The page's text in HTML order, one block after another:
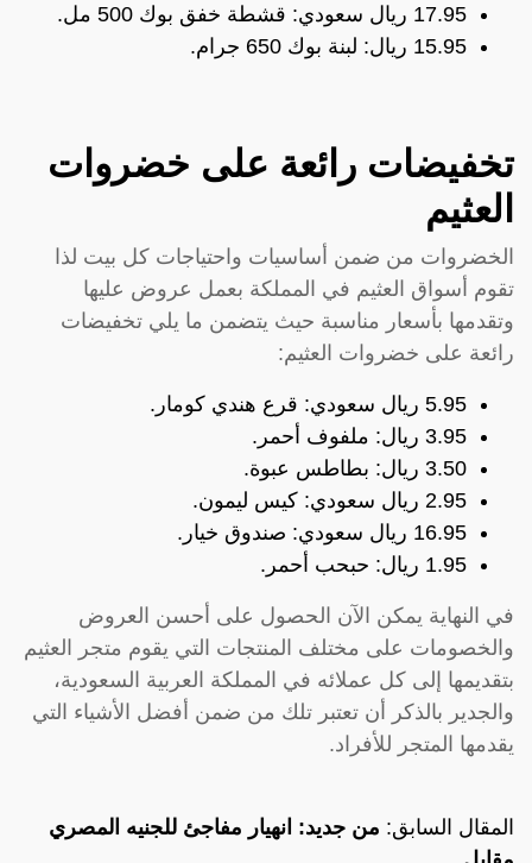
17.95 ريال سعودي: قشطة خفق بوك 500 مل.
15.95 ريال: لبنة بوك 650 جرام.
تخفيضات رائعة على خضروات
العثيم
الخضروات من ضمن أساسيات واحتياجات كل بيت لذا
تقوم أسواق العثيم في المملكة بعمل عروض عليها
وتقدمها بأسعار مناسبة حيث يتضمن ما يلي تخفيضات
رائعة على خضروات العثيم:
5.95 ريال سعودي: قرع هندي كومار.
3.95 ريال: ملفوف أحمر.
3.50 ريال: بطاطس عبوة.
2.95 ريال سعودي: كيس ليمون.
16.95 ريال سعودي: صندوق خيار.
1.95 ريال: حبحب أحمر.
في النهاية يمكن الآن الحصول على أحسن العروض
والخصومات على مختلف المنتجات التي يقوم متجر العثيم
بتقديمها إلى كل عملائه في المملكة العربية السعودية،
والجدير بالذكر أن تعتبر تلك من ضمن أفضل الأشياء التي
يقدمها المتجر للأفراد.
المقال السابق: من جديد: انهيار مفاجئ للجنيه المصري